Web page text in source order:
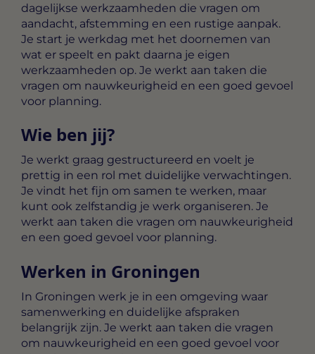
dagelijkse werkzaamheden die vragen om
aandacht, afstemming en een rustige aanpak.
Je start je werkdag met het doornemen van
wat er speelt en pakt daarna je eigen
werkzaamheden op. Je werkt aan taken die
vragen om nauwkeurigheid en een goed gevoel
voor planning.
Wie ben jij?
Je werkt graag gestructureerd en voelt je
prettig in een rol met duidelijke verwachtingen.
Je vindt het fijn om samen te werken, maar
kunt ook zelfstandig je werk organiseren. Je
werkt aan taken die vragen om nauwkeurigheid
en een goed gevoel voor planning.
Werken in Groningen
In Groningen werk je in een omgeving waar
samenwerking en duidelijke afspraken
belangrijk zijn. Je werkt aan taken die vragen
om nauwkeurigheid en een goed gevoel voor